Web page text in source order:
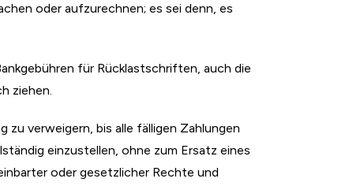
oder aufzurechnen; es sei denn, es
für Rücklastschriften, auch die
ziehen.
verweigern, bis alle fälligen Zahlungen
einzustellen, ohne zum Ersatz eines
oder gesetzlicher Rechte und